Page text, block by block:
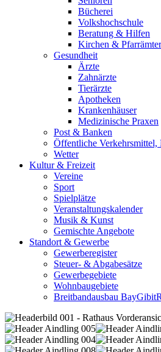
Bücherei
Volkshochschule
Beratung & Hilfen
Kirchen & Pfarrämter
Gesundheit
Ärzte
Zahnärzte
Tierärzte
Apotheken
Krankenhäuser
Medizinische Praxen
Post & Banken
Öffentliche
Wetter
Kultur & Freizeit
Vereine
Sport
Spielplätze
Veranstaltungskalender
Musik & Kunst
Gemischte Angebote
Standort & Gewerbe
Gewerberegister
Steuer- & Abgabesätze
Gewerbegebiete
Wohnbaugebiete
Breitbandausbau BayGibitR